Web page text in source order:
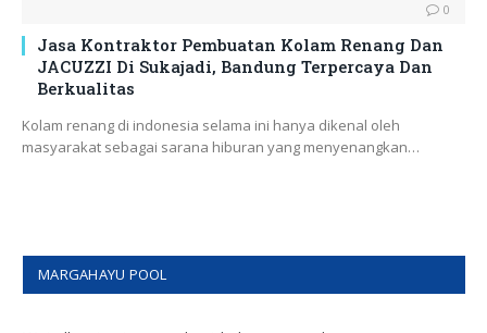
0
Jasa Kontraktor Pembuatan Kolam Renang Dan
JACUZZI Di Sukajadi, Bandung Terpercaya Dan
Berkualitas
Kolam renang di indonesia selama ini hanya dikenal oleh
masyarakat sebagai sarana hiburan yang menyenangkan…
MARGAHAYU POOL